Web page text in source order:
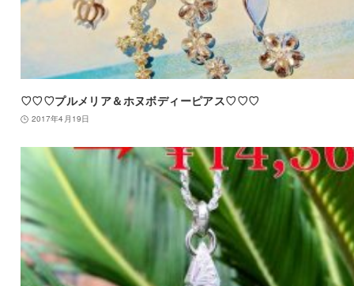
♡♡♡プルメリア＆ホヌボディーピアス♡♡♡
2017年4月19日